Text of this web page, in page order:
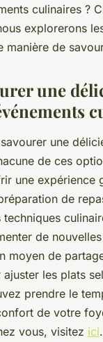
culinaires ?
explorerons
de
une
une
de ces
une expérience
de
de
moyen de
les plats
prendre le
de votre
vous, visitez ici